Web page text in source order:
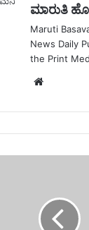
ಮಾರುತಿ
Maruti
News Daily
the Print
Website